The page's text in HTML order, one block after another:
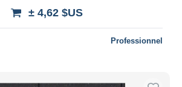
± 4,62 $US
Professionnel